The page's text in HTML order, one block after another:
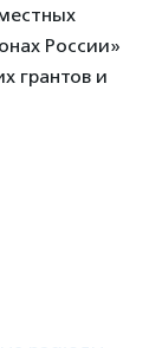
России»
грантов и